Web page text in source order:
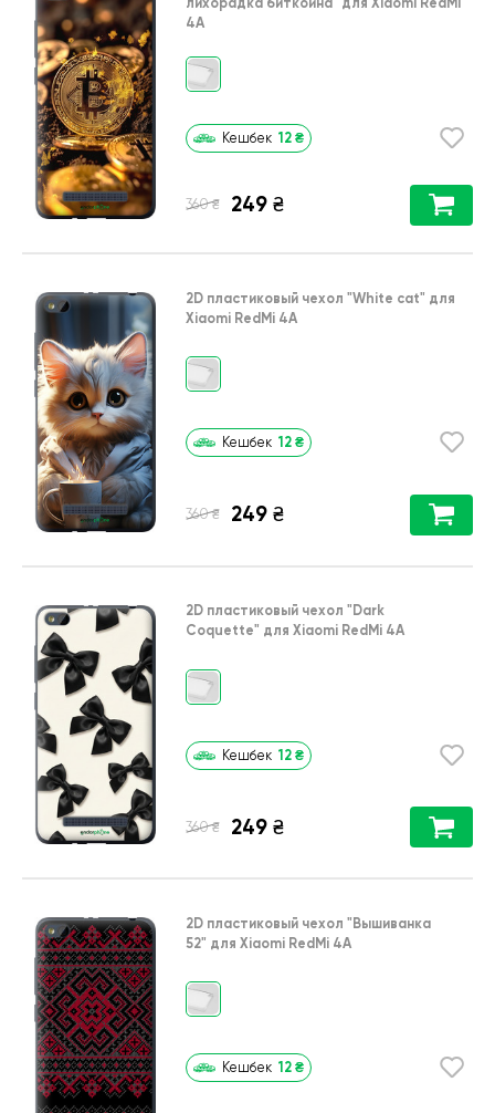
4A
Кешбек 12 ₴
360 ₴ 249 ₴
2D пластиковый чехол "White cat" для
Xiaomi RedMi 4A
Кешбек 12 ₴
360 ₴ 249 ₴
2D пластиковый чехол "Dark
Coquette" для Xiaomi RedMi 4A
Кешбек 12 ₴
360 ₴ 249 ₴
2D пластиковый чехол "Вышиванка
52" для Xiaomi RedMi 4A
Кешбек 12 ₴